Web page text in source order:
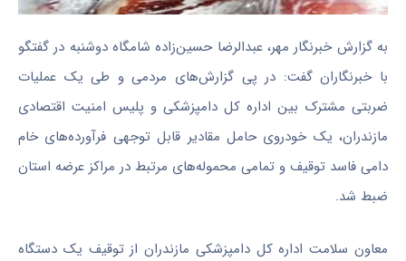
به گزارش خبرنگار مهر، عبدالرضا حسین‌زاده شامگاه دوشنبه در گفتگو
با خبرنگاران گفت: در پی گزارش‌های مردمی و طی یک عملیات
ضربتی مشترک بین اداره کل دامپزشکی و پلیس امنیت اقتصادی
مازندران، یک خودروی حامل مقادیر قابل توجهی فرآورده‌های خام
دامی فاسد توقیف و تمامی محموله‌های مرتبط در مراکز عرضه استان
ضبط شد.
معاون سلامت اداره کلدامپزشکی مازندراناز توقیف یک دستگاه